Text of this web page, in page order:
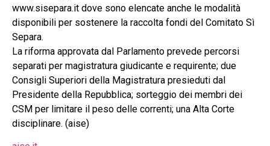
www.sisepara.it dove sono elencate anche le modalità
disponibili per sostenere la raccolta fondi del Comitato Sì
Separa.
La riforma approvata dal Parlamento prevede percorsi
separati per magistratura giudicante e requirente; due
Consigli Superiori della Magistratura presieduti dal
Presidente della Repubblica; sorteggio dei membri dei
CSM per limitare il peso delle correnti; una Alta Corte
disciplinare. (aise)